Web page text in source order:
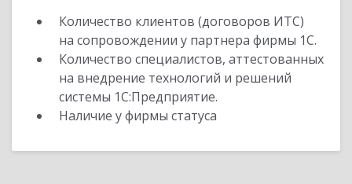
Количество клиентов (договоров ИТС)
на сопровождении у партнера фирмы 1С.
Количество специалистов, аттестованных
на внедрение технологий и решений
системы 1С:Предприятие.
Наличие у фирмы статуса